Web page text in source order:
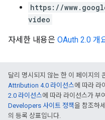
https://
video
자세한 내용은 OAuth 2.0 개
달리 명시되지 않는 한 이 페이지의
Attribution 4.0 라이선스에 따라 라
2.0 라이선스에 따라 라이선스가 부
Developers 사이트 정책을 참조하
의 등록 상표입니다.